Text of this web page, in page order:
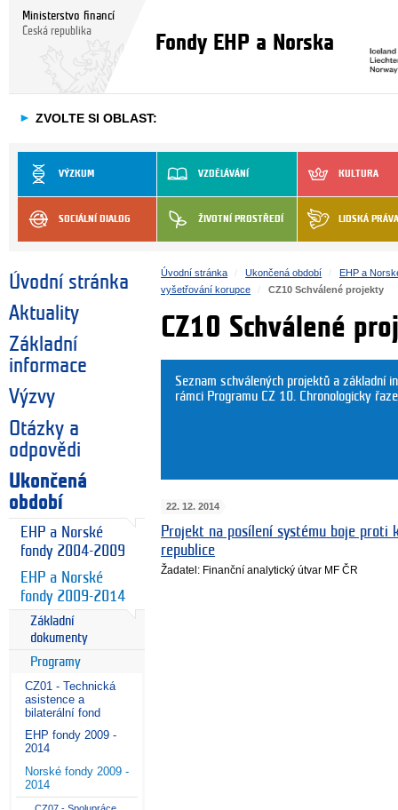
Ministerstvo financí
Česká republika
Fondy EHP a Norska
► ZVOLTE SI OBLAST:
VÝZKUM VZDĚLÁVÁNÍ KULTURA
SOCIÁLNÍ DIALOG ŽIVOTNÍ PROSTŘEDÍ LIDSKÁ PRÁVA
Úvodní stránka
Aktuality
Základní
informace
Výzvy
Otázky a
odpovědi
Ukončená
období
EHP a Norské
fondy 2004-2009
EHP a Norské
fondy 2009-2014
Základní
dokumenty
Programy
CZ01 - Technická
asistence a
bilaterální fond
EHP fondy 2009 -
2014
Norské fondy 2009 -
2014
Úvodní stránka Ukončená období
EHP a
vyšetřování korupce
CZ10 Schválené projekty
CZ10 Schválené
Seznam schválených projektů a základní
rámci Programu CZ 10. Chronologicky
22. 12. 2014
Projekt na posílení systému boje proti
republice
Žadatel: Finanční analytický útvar MF ČR